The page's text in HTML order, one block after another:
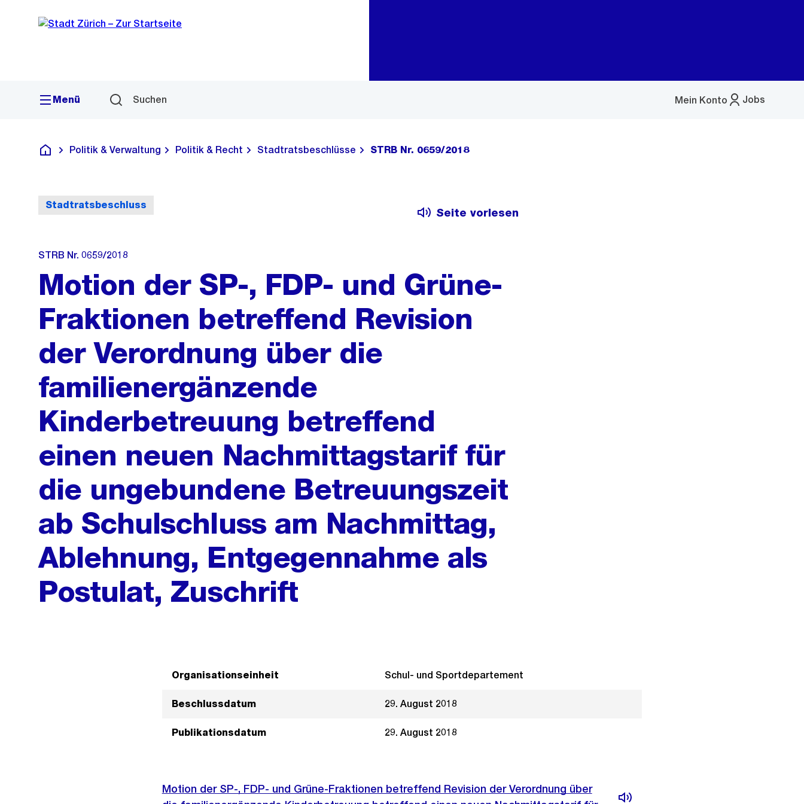
Navigation
Sprunglink
Menü Suchen Jobs
Mein Konto
Menü
Deutsch
Politik & Verwaltung Politik & Recht Stadtratsbeschlüsse STRB Nr. 0659/2018
Stadtratsbeschluss
Seite vorlesen
STRB Nr. 0659/2018
Motion der SP-, FDP- und Grüne-
Fraktionen betreffend Revision
der Verordnung über die
familienergänzende
Kinderbetreuung betreffend
einen neuen Nachmittagstarif für
die ungebundene Betreuungszeit
ab Schulschluss am Nachmittag,
Ablehnung, Entgegennahme als
Postulat, Zuschrift
Organisationseinheit Schul- und Sportdepartement
Beschlussdatum 29. August 2018
Publikationsdatum 29. August 2018
Motion der SP-, FDP- und Grüne-Fraktionen betreffend Revision der Verordnung über